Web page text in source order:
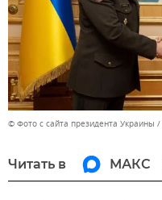
© Фото с сайта президента Украины
Читать в МАКС